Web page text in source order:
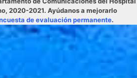
2020-2021. Ayúdanos a mejorarlo
de evaluación permanente.